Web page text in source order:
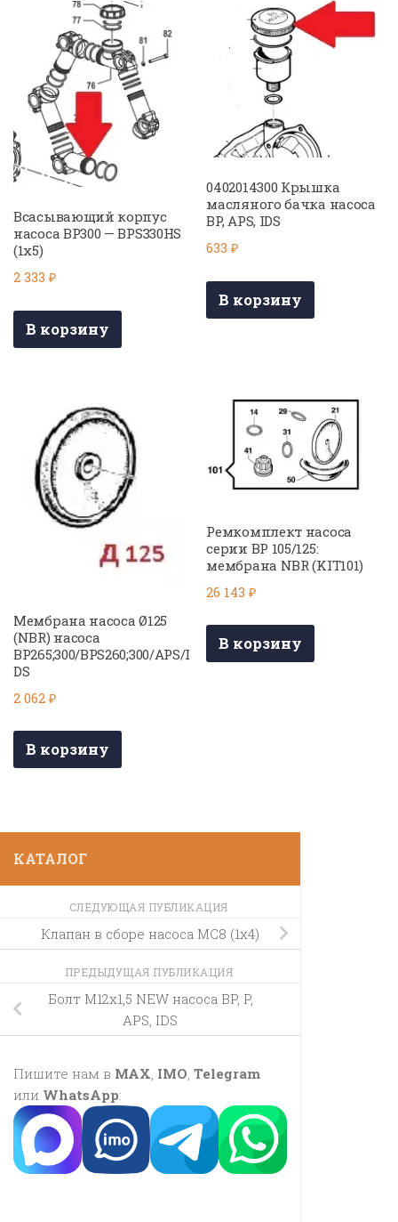
Всасывающий корпус
насоса BP300 — BPS330HS
(1х5)
2 333 ₽
В корзину
0402014300 Крышка
масляного бачка насоса
BP, APS, IDS
633₽
В корзину
Мембрана насоса Ø125
(NBR) насоса
BP265;300/BPS260;300/APS/I
DS
2 062 ₽
В корзину
Ремкомплект насоса
серии BP 105/125:
мембрана NBR (KIT101)
26 143₽
В корзину
КАТАЛОГ
СЛЕДУЮЩАЯ ПУБЛИКАЦИЯ
Клапан в сборе насоса MC8 (1х4)
ПРЕДЫДУЩАЯ ПУБЛИКАЦИЯ
Болт М12х1,5 NEW насоса BP, P,
APS, IDS
Пишите нам в MAX IMO Telegram
или WhatsApp: